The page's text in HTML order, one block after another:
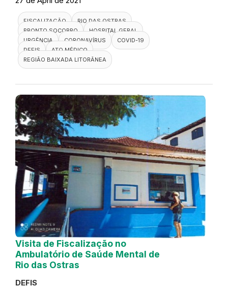
FISCALIZAÇÃO
RIO DAS OSTRAS
PRONTO SOCORRO
HOSPITAL GERAL
URGÊNCIA
CORONAVÍRUS
COVID-19
DEFIS
ATO MÉDICO
REGIÃO BAIXADA LITORÂNEA
Visita de Fiscalização no
Ambulatório de Saúde Mental de
Rio das Ostras
DEFIS